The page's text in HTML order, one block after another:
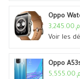
Oppo
Voir les
Oppo